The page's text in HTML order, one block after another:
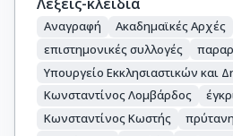
Αναγραφή Ακαδημαϊκές Αρχές
επιστημονικές συλλογές
Υπουργείο Εκκλησιαστικών και
Κωνσταντίνος Λομβάρδος
Κωνσταντίνος Κωστής